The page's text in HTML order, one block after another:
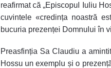
reafirmat că „Episcopul Iuliu
cuvintele «credința noastră
bucuria prezenței Domnului în
Preasfinția Sa Claudiu a
Hossu un exemplu și o